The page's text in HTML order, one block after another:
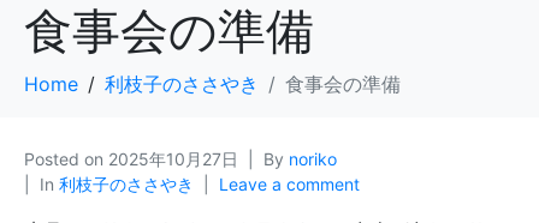
食事会の準備
Home 利枝子のささやき 食事会の準備
Posted on 2025年10月27日 By noriko
In 利枝子のささやき Leave a comment